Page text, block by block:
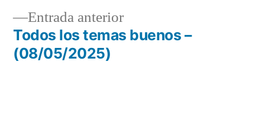
de
entradas
Entrada anteriorEntrada
anterior:
Todos los temas buenos –
(08/05/2025)